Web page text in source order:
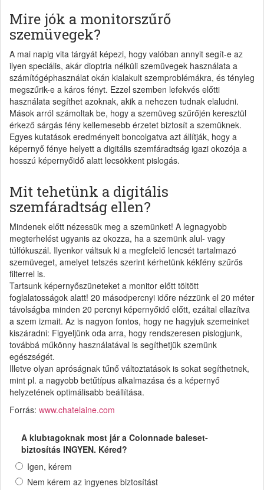
Mire jók a monitorszűrő
szemüvegek?
A mai napig vita tárgyát képezi, hogy valóban annyit segít-e az
ilyen speciális, akár dioptria nélküli szemüvegek használata a
számítógéphasználat okán kialakult szemproblémákra, és tényleg
megszűrik-e a káros fényt. Ezzel szemben lefekvés előtti
használata segíthet azoknak, akik a nehezen tudnak elaludni.
Mások arról számoltak be, hogy a szemüveg szűrőjén keresztül
érkező sárgás fény kellemesebb érzetet biztosít a szemüknek.
Egyes kutatások eredményeit boncolgatva azt állítják, hogy a
képernyő fénye helyett a digitális szemfáradtság igazi okozója a
hosszú képernyőidő alatt lecsökkent pislogás.
Mit tehetünk a digitális
szemfáradtság ellen?
Mindenek előtt nézessük meg a szemünket! A legnagyobb
megterhelést ugyanis az okozza, ha a szemünk alul- vagy
túlfókuszál. Ilyenkor váltsuk ki a megfelelő lencsét tartalmazó
szemüveget, amelyet tetszés szerint kérhetünk kékfény szűrős
filterrel is.
Tartsunk képernyőszüneteket a monitor előtt töltött
foglalatosságok alatt! 20 másodpercnyi időre nézzünk el 20 méter
távolságba minden 20 percnyi képernyőidő előtt, ezáltal ellazítva
a szem izmait. Az is nagyon fontos, hogy ne hagyjuk szemeinket
kiszáradni: Figyeljünk oda arra, hogy rendszeresen pislogjunk,
továbbá műkönny használatával is segíthetjük szemünk
egészségét.
Illetve olyan apróságnak tűnő változtatások is sokat segíthetnek,
mint pl. a nagyobb betűtípus alkalmazása és a képernyő
helyzetének optimálisabb beállítása.
Forrás: www.chatelaine.com
A klubtagoknak most jár a Colonnade baleset-
biztosítás INGYEN. Kéred?
Igen, kérem
Nem kérem az ingyenes biztosítást